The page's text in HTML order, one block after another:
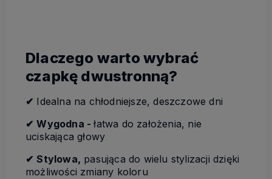
Dlaczego warto wybrać
czapkę dwustronną?
✔ Idealna na chłodniejsze, deszczowe dni
✔ Wygodna -łatwa do założenia, nie
uciskająca głowy
✔ Stylowa, pasująca do wielu stylizacji dzięki
możliwości zmiany koloru